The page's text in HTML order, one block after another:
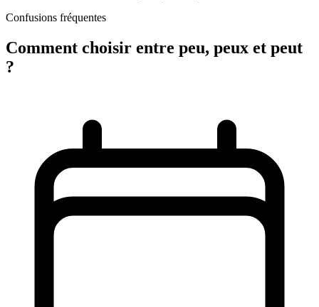
Confusions fréquentes
Comment choisir entre peu, peux et peut
?